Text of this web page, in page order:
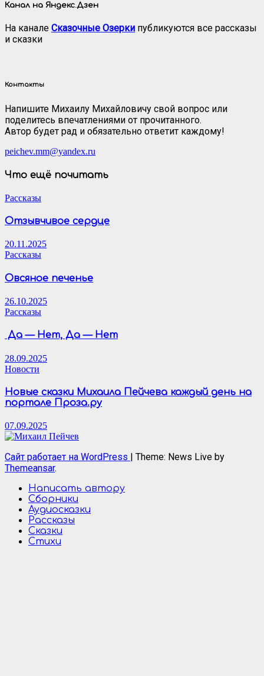
Канал на Яндекс.Дзен
На канале Сказочные Озерки публикуются все рассказы
и сказки
Контакты
Напишите Михаилу Михайловичу свой вопрос или
поделитесь впечатлениями от прочитанного.
Автор будет рад и обязательно ответит каждому!
peichev.mm@yandex.ru
Что ещё почитать
Рассказы
Отзывчивое сердце
20.11.2025
Рассказы
Овсяное печенье
26.10.2025
Рассказы
Да — Нет, Да — Нет
28.09.2025
Новости
Новые сказки Михаила Пейчева каждый день на
портале Проза.ру
07.09.2025
Сайт работает на WordPress | Theme: News Live by
Themeansar.
Написать автору
Сборники
Аудиосказки
Рассказы
Сказки
Стихи